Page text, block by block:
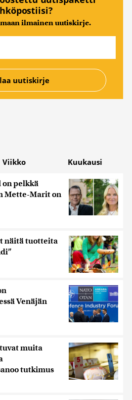
ilmainen uutiskirje.
Viikko Kuukausi
on pelkkä
Mette-Marit on
näitä tuotteita
Venäjän
muita
tutkimus